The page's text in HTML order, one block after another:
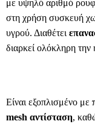
με υψηλό αριθμό
στη χρήση συσκευή
υγρού. Διαθέτει
διαρκεί ολόκληρη
Είναι εξοπλισμένο με
mesh αντίσταση,